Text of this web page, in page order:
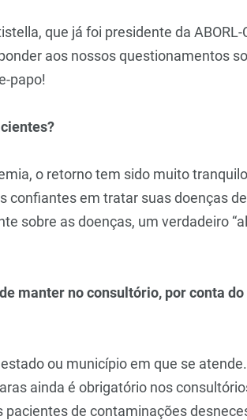
que já foi presidente da ABORL-
aos nossos questionamentos
papo!
o retorno tem sido muito
em tratar suas doenças de
sobre as doenças, um verdadeiro
manter no consultório, por conta do
ou município em que se
ainda é obrigatório nos
de contaminações